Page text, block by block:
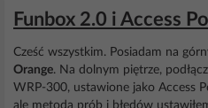
Funbox 2.0 i Access
Cześć wszystkim. Posiadam na
Orange. Na dolnym piętrze,
WRP-300, ustawione jako Access
ale metodą prób i błędów